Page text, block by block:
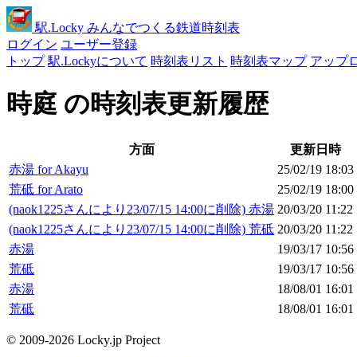
駅.Locky みんなでつくる鉄道時刻表
ログイン ユーザー登録
トップ 駅.Lockyについて 時刻表リスト 時刻表マップ アップ
時庭 の時刻表更新履歴
方面 更新日時
赤湯 for Akayu
25/02/19 18:03
荒砥 for Arato
25/02/19 18:00
(naok1225さんにより23/07/15 14:00に削除) 赤湯 20/03/20 11:22
(naok1225さんにより23/07/15 14:00に削除) 荒砥 20/03/20 11:22
赤湯
19/03/17 10:56
荒砥
19/03/17 10:56
赤湯
18/08/01 16:01
荒砥
18/08/01 16:01
© 2009-2026 Locky.jp Project